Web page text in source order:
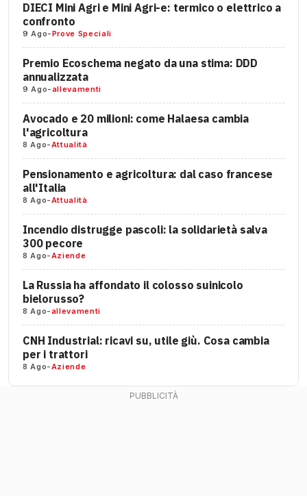
DIECI Mini Agri e Mini Agri-e: termico o elettrico a
confronto
9 Ago-Prove Speciali
Premio Ecoschema negato da una stima: DDD
annualizzata
9 Ago-allevamenti
Avocado e 20 milioni: come Halaesa cambia
l'agricoltura
8 Ago-Attualità
Pensionamento e agricoltura: dal caso francese
all'Italia
8 Ago-Attualità
Incendio distrugge pascoli: la solidarietà salva
300 pecore
8 Ago-Aziende
La Russia ha affondato il colosso suinicolo
bielorusso?
8 Ago-allevamenti
CNH Industrial: ricavi su, utile giù. Cosa cambia
per i trattori
8 Ago-Aziende